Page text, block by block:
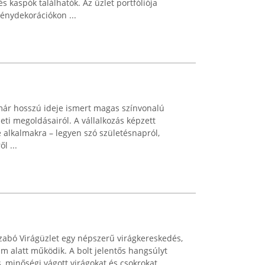
kaspók találhatók. Az üzlet portfóliója
...
hosszú ideje ismert magas színvonalú
megoldásairól. A vállalkozás képzett
– legyen szó születésnapról,
...
Virágüzlet egy népszerű virágkereskedés,
alatt működik. A bolt jelentős hangsúlyt